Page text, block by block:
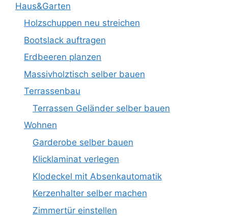
Haus&Garten
Holzschuppen neu streichen
Bootslack auftragen
Erdbeeren planzen
Massivholztisch selber bauen
Terrassenbau
Terrassen Geländer selber bauen
Wohnen
Garderobe selber bauen
Klicklaminat verlegen
Klodeckel mit Absenkautomatik
Kerzenhalter selber machen
Zimmertür einstellen